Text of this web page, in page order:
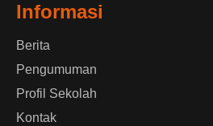
Informasi
Berita
Pengumuman
Profil Sekolah
Kontak